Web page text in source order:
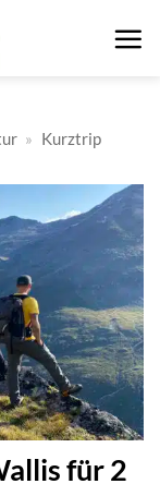
» Kurztrip
für 2